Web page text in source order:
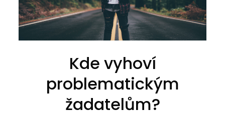
Kde vyhoví
problematickým
žadatelům?